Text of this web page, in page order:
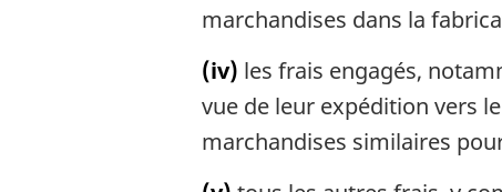
marchandises dans la
(iv) les frais engagés,
vue de leur expédition vers
marchandises similaires